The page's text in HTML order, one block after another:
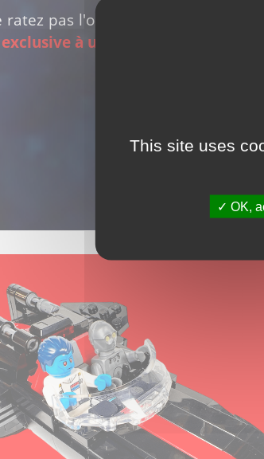
ratez pas l'occasion d'obtenir la
à une seule boite LEGO
This site uses
OK,